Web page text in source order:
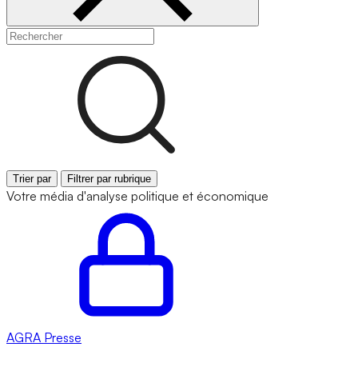
Trier par Filtrer par rubrique
Votre média d'analyse politique et économique
AGRA Presse